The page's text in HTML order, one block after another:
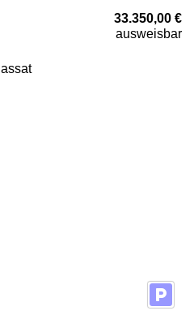
33.350,00 €
ausweisbar